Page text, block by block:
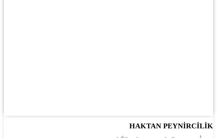
HAKTAN PEYNİRCİLİK